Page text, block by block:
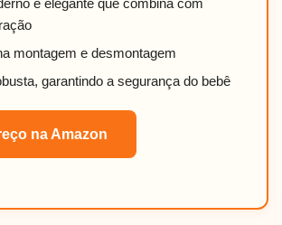
e elegante que combina com
montagem e desmontagem
garantindo a segurança do bebê
na Amazon